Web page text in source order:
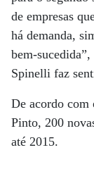
de empresas
há demanda,
bem-
Spinelli faz
De acordo
Pinto, 200
até 2015.